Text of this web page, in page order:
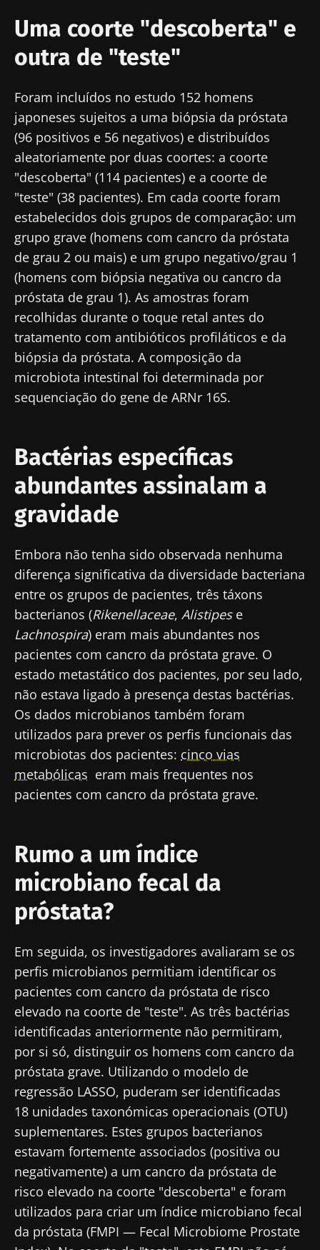
Uma coorte "descoberta" e
outra de "teste"
Foram incluídos no estudo 152 homens
japoneses sujeitos a uma biópsia da próstata
(96 positivos e 56 negativos) e distribuídos
aleatoriamente por duas coortes: a coorte
"descoberta" (114 pacientes) e a coorte de
"teste" (38 pacientes). Em cada coorte foram
estabelecidos dois grupos de comparação: um
grupo grave (homens com cancro da próstata
de grau 2 ou mais) e um grupo negativo/grau 1
(homens com biópsia negativa ou cancro da
próstata de grau 1). As amostras foram
recolhidas durante o toque retal antes do
tratamento com antibióticos profiláticos e da
biópsia da próstata. A composição da
microbiota intestinal foi determinada por
sequenciação do gene de ARNr 16S.
Bactérias específicas
abundantes assinalam a
gravidade
Embora não tenha sido observada nenhuma
diferença significativa da diversidade bacteriana
entre os grupos de pacientes, três táxons
bacterianos (Rikenellaceae, Alistipese
Lachnospira) eram mais abundantes nos
pacientes com cancro da próstata grave. O
estado metastático dos pacientes, por seu lado,
não estava ligado à presença destas bactérias.
Os dados microbianos também foram
utilizados para prever os perfis funcionais das
microbiotas dos pacientes: cinco vias
metabólicas eram mais frequentes nos
pacientes com cancro da próstata grave.
Rumo a um índice
microbiano fecal da
próstata?
Em seguida, os investigadores avaliaram se os
perfis microbianos permitiam identificar os
pacientes com cancro da próstata de risco
elevado na coorte de "teste". As três bactérias
identificadas anteriormente não permitiram,
por si só, distinguir os homens com cancro da
próstata grave. Utilizando o modelo de
regressão LASSO, puderam ser identificadas
18 unidades taxonómicas operacionais (OTU)
suplementares. Estes grupos bacterianos
estavam fortemente associados (positiva ou
negativamente) a um cancro da próstata de
risco elevado na coorte "descoberta" e foram
utilizados para criar um índice microbiano fecal
da próstata (FMPI — Fecal Microbiome Prostate
Mantenha-se
informado
Junte-se à comunidade de profissionais de
saúde e investigadores da Microbiota e
receba o "Microbiota Digest" e o "HCP
Fique connosco!
Junte-se à comunidade de profissionais de
saúde e investigadores da Microbiota e
receba o "Microbiota Digest" e o "HCP
Magazine" para se manter atualizado com as
últimas notícias sobre a microbiota.
Gostaria de me inscrever para receber mais
informações sobre a Biocodex